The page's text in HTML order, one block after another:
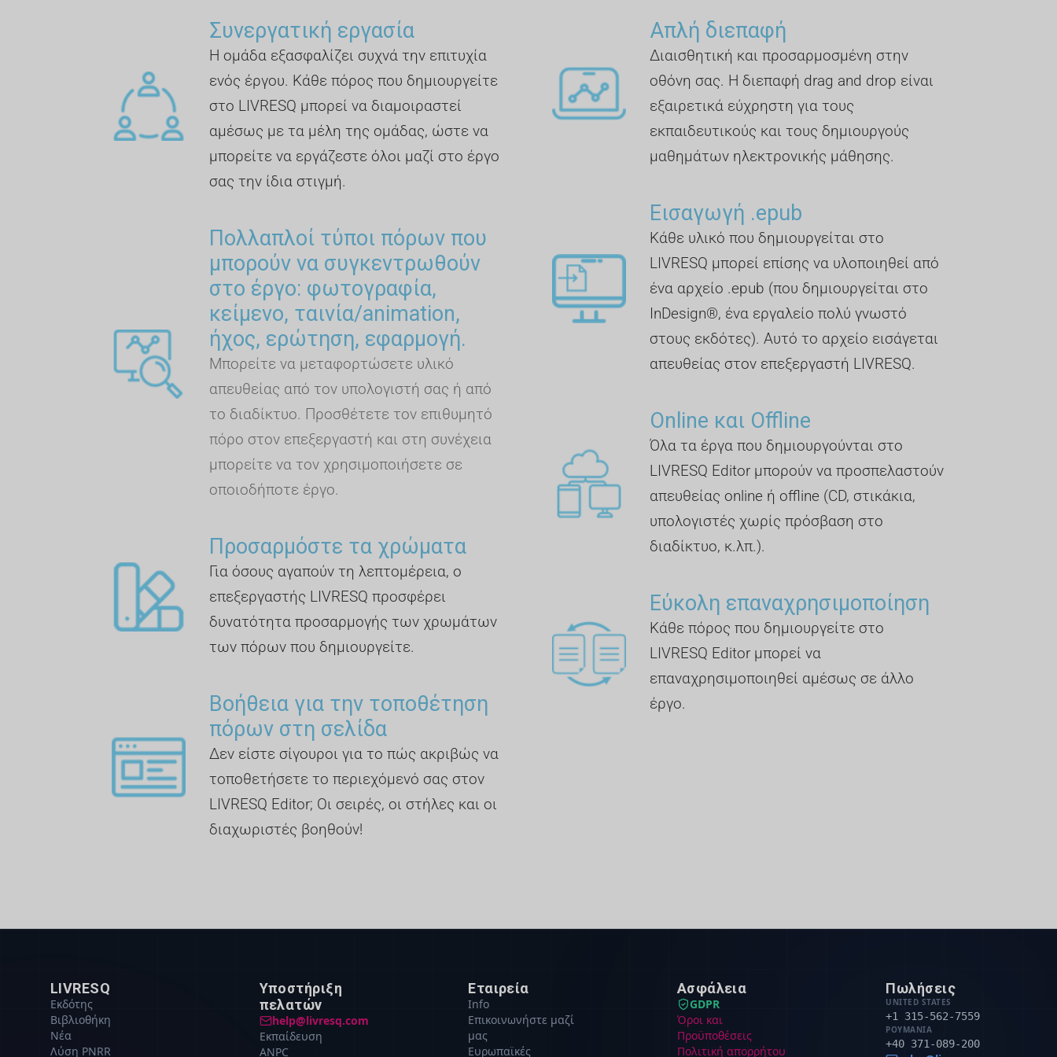
Συνεργατική εργασία
Η ομάδα εξασφαλίζει συχνά την επιτυχία
ενός έργου. Κάθε πόρος που δημιουργείτε
στο LIVRESQ μπορεί να διαμοιραστεί
αμέσως με τα μέλη της ομάδας, ώστε να
μπορείτε να εργάζεστε όλοι μαζί στο έργο
σας την ίδια στιγμή.
Πολλαπλοί τύποι πόρων που
μπορούν να συγκεντρωθούν
στο έργο: φωτογραφία,
κείμενο, ταινία/animation,
ήχος, ερώτηση, εφαρμογή.
Μπορείτε να μεταφορτώσετε υλικό
απευθείας από τον υπολογιστή σας ή από
το διαδίκτυο. Προσθέτετε τον επιθυμητό
πόρο στον επεξεργαστή και στη συνέχεια
μπορείτε να τον χρησιμοποιήσετε σε
οποιοδήποτε έργο.
Προσαρμόστε τα χρώματα
Για όσους αγαπούν τη λεπτομέρεια, ο
επεξεργαστής LIVRESQ προσφέρει
δυνατότητα προσαρμογής των χρωμάτων
των πόρων που δημιουργείτε.
Βοήθεια για την τοποθέτηση
πόρων στη σελίδα
Δεν είστε σίγουροι για το πώς ακριβώς να
τοποθετήσετε το περιεχόμενό σας στον
LIVRESQ Editor; Οι σειρές, οι στήλες και οι
διαχωριστές βοηθούν!
Απλή διεπαφή
Διαισθητική και προσαρμοσμένη στην
οθόνη σας. Η διεπαφή drag and drop είναι
εξαιρετικά εύχρηστη για τους
εκπαιδευτικούς και τους δημιουργούς
μαθημάτων ηλεκτρονικής μάθησης.
Εισαγωγή .epub
Κάθε υλικό που δημιουργείται στο
LIVRESQ μπορεί επίσης να υλοποιηθεί από
ένα αρχείο .epub (που δημιουργείται στο
InDesign®, ένα εργαλείο πολύ γνωστό
στους εκδότες). Αυτό το αρχείο εισάγεται
απευθείας στον επεξεργαστή LIVRESQ.
Online και Offline
Όλα τα έργα που δημιουργούνται στο
LIVRESQ Editor μπορούν να προσπελαστούν
απευθείας online ή offline (CD, στικάκια,
υπολογιστές χωρίς πρόσβαση στο
διαδίκτυο, κ.λπ.).
Εύκολη επαναχρησιμοποίηση
Κάθε πόρος που δημιουργείτε στο
LIVRESQ Editor μπορεί να
επαναχρησιμοποιηθεί αμέσως σε άλλο
έργο.
LIVRESQ
Εκδότης
Βιβλιοθήκη
Νέα
Λύση PNRR
Υποστήριξη
πελατών
help@livresq.com
Εκπαίδευση
ANPC
Εταιρεία
Info
Επικοινωνήστε μαζί
μας
Ευρωπαϊκές
Ασφάλεια
GDPR
Όροι και
Προϋποθέσεις
Πολιτική απορρήτου
Πωλήσεις
UNITED STATES
+1 315-562-7559
ΡΟΥΜΑΝΊΑ
+40 371-089-200